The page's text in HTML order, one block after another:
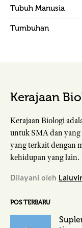
Tubuh Manusia
Tumbuhan
Kerajaan
Kerajaan Biologi
untuk SMA dan
yang terkait dengan
kehidupan yang lain.
Dilayani oleh
POS TERBARU